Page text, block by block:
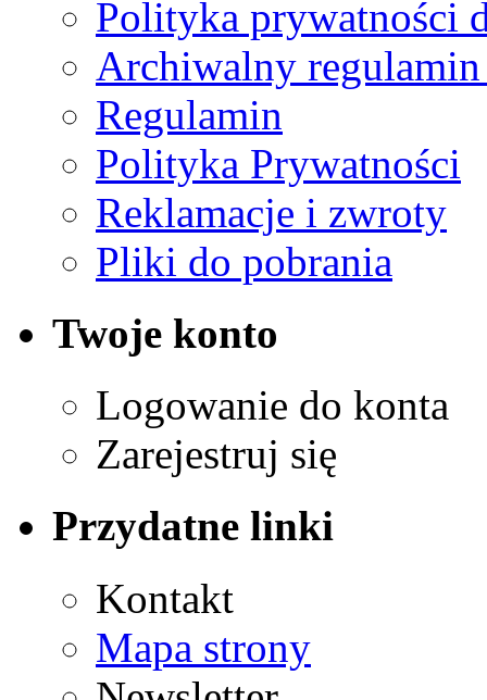
Polityka prywatności
Archiwalny
Regulamin
Polityka Prywatności
Reklamacje i zwroty
Pliki do pobrania
Twoje konto
Logowanie do konta
Zarejestruj się
Przydatne linki
Kontakt
Mapa strony